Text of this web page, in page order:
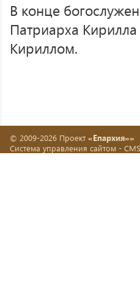
В конце
Патриарха
Кириллом.
© 2009-2026 Проект «Епархия»»
Система управления сайтом -